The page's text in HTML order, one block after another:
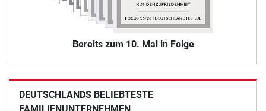
Bereits zum 10. Mal in Folge
DEUTSCHLANDS BELIEBTESTE
FAMILIENUNTERNEHMEN